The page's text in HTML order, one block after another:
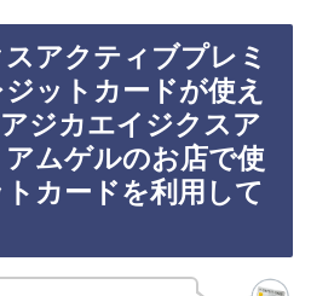
アクティブプレミ
ットカードが使え
ジカエイジクスア
ムゲルのお店で使
カードを利用して